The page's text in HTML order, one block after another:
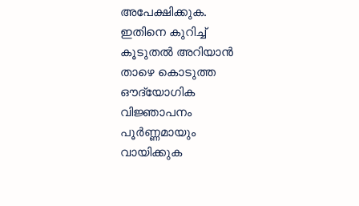
അപേക്ഷിക്കുക.
ഇതിനെ കുറിച്ച്
കൂടുതല്‍ അറിയാന്‍
താഴെ കൊടുത്ത
ഔദ്യോഗിക
വിജ്ഞാപനം
പൂര്‍ണ്ണമായും
വായിക്കുക